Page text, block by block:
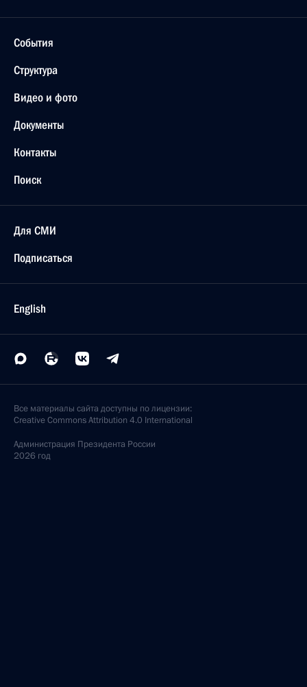
События
Структура
Видео и фото
Документы
Контакты
Поиск
Для СМИ
Подписаться
English
Все материалы сайта доступны по лицензии:
Creative Commons Attribution 4.0 International
Администрация Президента России
2026 год